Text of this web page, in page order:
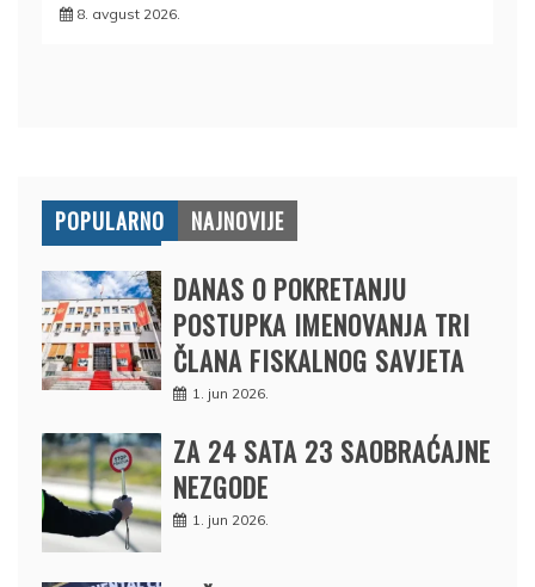
8. avgust 2026.
POPULARNO NAJNOVIJE
DANAS O POKRETANJU
POSTUPKA IMENOVANJA TRI
ČLANA FISKALNOG SAVJETA
1. jun 2026.
ZA 24 SATA 23 SAOBRAĆAJNE
NEZGODE
1. jun 2026.